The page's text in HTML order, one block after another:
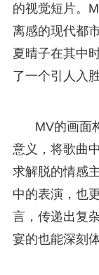
的视觉短片。
离感的现代都
夏晴子在其中
了一个引人入
MV的画面
意义，将歌曲
求解脱的情感
中的表演，也
言，传递出复
宴的也能深刻